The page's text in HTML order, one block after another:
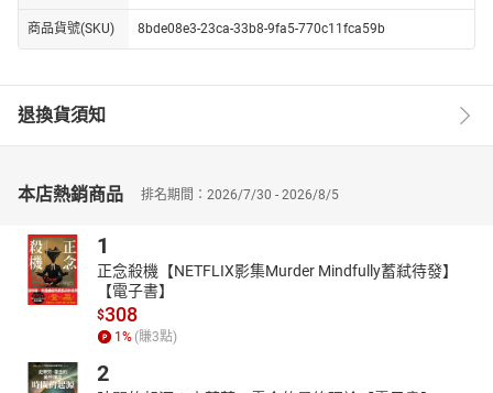
商品貨號(SKU) 8bde08e3-23ca-33b8-9fa5-770c11fca59b
退換貨須知
本店熱銷商品 排名期間：2026/7/30 - 2026/8/5
1
正念殺機【NETFLIX影集Murder Mindfully蓄弒待發】
【電子書】
$308
1% (賺3點)
2